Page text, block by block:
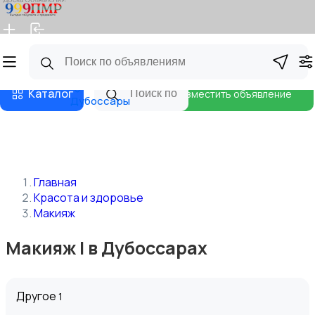
Главная
КаталогДубоссары
Разместить объявление
Главная
Красота и здоровье
Макияж
Макияж | в Дубоссарах
Другое 1